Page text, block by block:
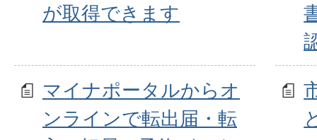
が取得できます
マイナポータルからオ
ンラインで転出届・転